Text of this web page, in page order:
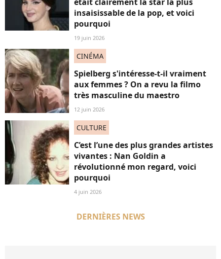
insaisissable de la pop, et voici
pourquoi
19 juin 2026
CINÉMA
Spielberg s'intéresse-t-il vraiment
aux femmes ? On a revu la filmo
très masculine du maestro
12 juin 2026
CULTURE
C’est l’une des plus grandes artistes
vivantes : Nan Goldin a
révolutionné mon regard, voici
pourquoi
4 juin 2026
DERNIÈRES NEWS